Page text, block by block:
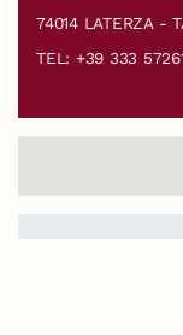
74014 LATERZA -
TEL: +39 333